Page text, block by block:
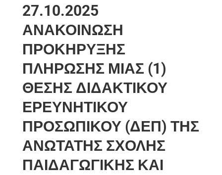
27.10.2025
ΑΝΑΚΟΙΝΩΣΗ
ΠΡΟΚΗΡΥΞΗΣ
ΠΛΗΡΩΣΗΣ ΜΙΑΣ (1)
ΘΕΣΗΣ ΔΙΔΑΚΤΙΚΟΥ
ΕΡΕΥΝΗΤΙΚΟΥ
ΠΡΟΣΩΠΙΚΟΥ (ΔΕΠ) ΤΗΣ
ΑΝΩΤΑΤΗΣ ΣΧΟΛΗΣ
ΠΑΙΔΑΓΩΓΙΚΗΣ ΚΑΙ